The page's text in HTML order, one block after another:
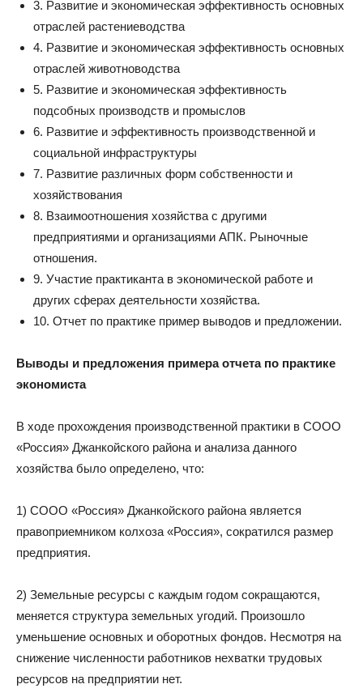
3. Развитие и экономическая эффективность основных
отраслей растениеводства
4. Развитие и экономическая эффективность основных
отраслей животноводства
5. Развитие и экономическая эффективность
подсобных производств и промыслов
6. Развитие и эффективность производственной и
социальной инфраструктуры
7. Развитие различных форм собственности и
хозяйствования
8. Взаимоотношения хозяйства с другими
предприятиями и организациями АПК. Рыночные
отношения.
9. Участие практиканта в экономической работе и
других сферах деятельности хозяйства.
10. Отчет по практике пример выводов и предложении.
Выводы и предложения примера отчета по практике
экономиста
В ходе прохождения производственной практики в СООО
«Россия» Джанкойского района и анализа данного
хозяйства было определено, что:
1) СООО «Россия» Джанкойского района является
правоприемником колхоза «Россия», сократился размер
предприятия.
2) Земельные ресурсы с каждым годом сокращаются,
меняется структура земельных угодий. Произошло
уменьшение основных и оборотных фондов. Несмотря на
снижение численности работников нехватки трудовых
ресурсов на предприятии нет.